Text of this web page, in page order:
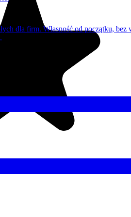
dla firm. Własność od początku, bez